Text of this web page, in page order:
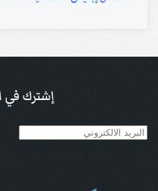
إشترك في